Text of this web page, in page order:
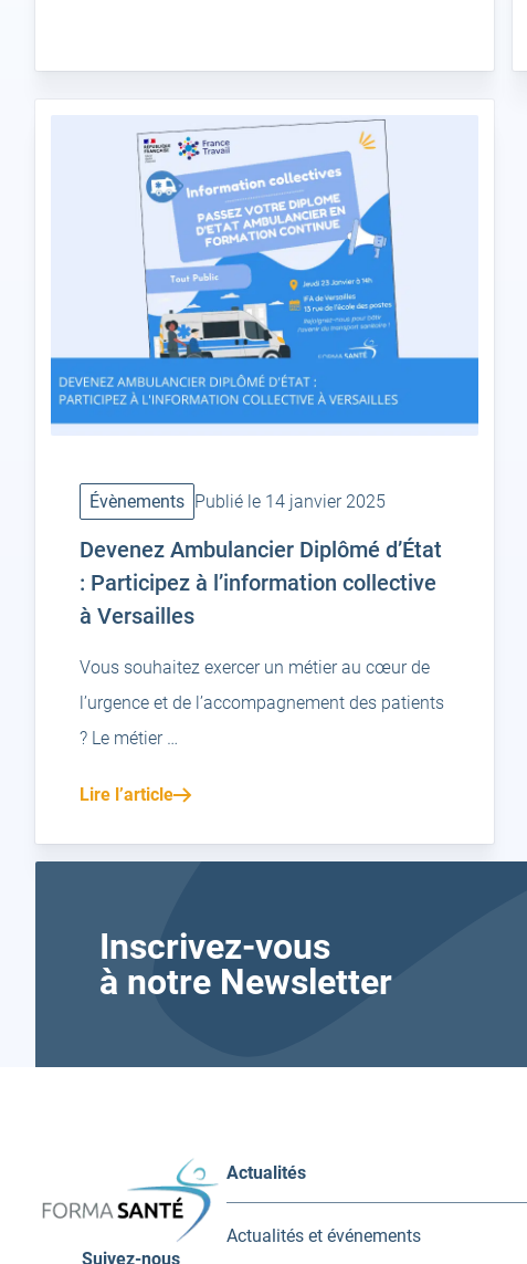
Évènements Publié le 14 janvier 2025
Devenez Ambulancier Diplômé d’État
: Participez à l’information collective
à Versailles
Vous souhaitez exercer un métier au cœur de
l’urgence et de l’accompagnement des patients
? Le métier …
Lire l’article
Inscrivez-vous
à notre Newsletter
Suivez-nous
Actualités
Actualités et événements